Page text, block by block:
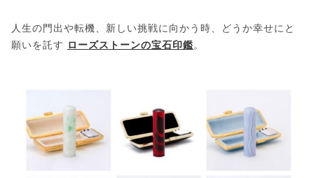
人生の門出や転機、新しい挑戦に向かう時、どうか幸せにと
願いを託す ローズストーンの宝石印鑑。